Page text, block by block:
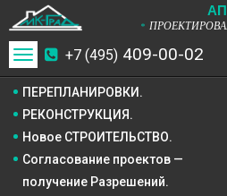
АП
*
+7 (495) 409-00-02
Toggle
navigation
ПЕРЕПЛАНИРОВКИ.
РЕКОНСТРУКЦИЯ.
Новое СТРОИТЕЛЬСТВО.
Согласование проектов —
получение Разрешений.